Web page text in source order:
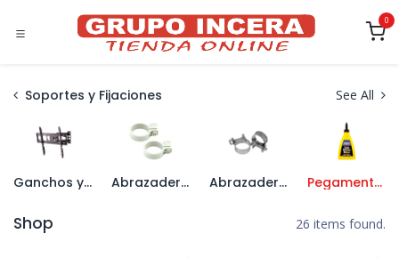
0
Soportes y Fijaciones See All
Ganchos y Soportes Abrazaderas Plásticas Abrazaderas Metálicas Pegamentos y Espumas
Shop 26 items found.